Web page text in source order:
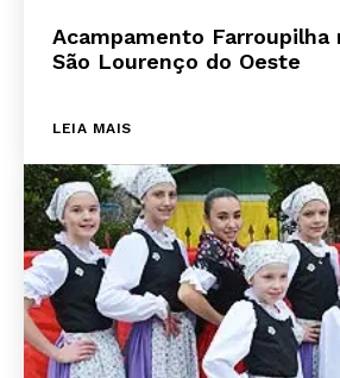
Acampamento Farroupilha
São Lourenço do Oeste
LEIA MAIS